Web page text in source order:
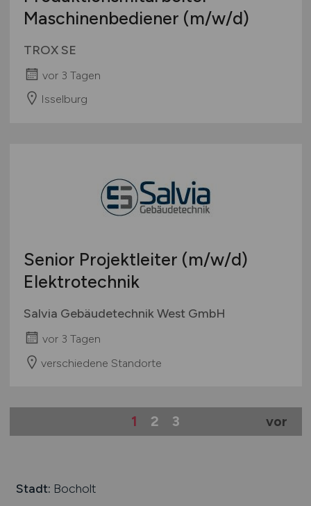
Maschinenbediener (m/w/d)
TROX SE
vor 3 Tagen
Isselburg
Senior Projektleiter (m/w/d)
Elektrotechnik
Salvia Gebäudetechnik West GmbH
vor 3 Tagen
verschiedene Standorte
1 2 3 vor
Stadt: Bocholt